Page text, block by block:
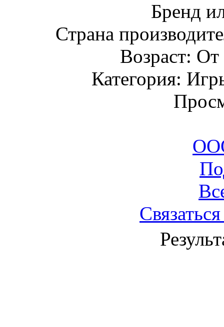
Бренд
Страна
Возраст: От
Категория: